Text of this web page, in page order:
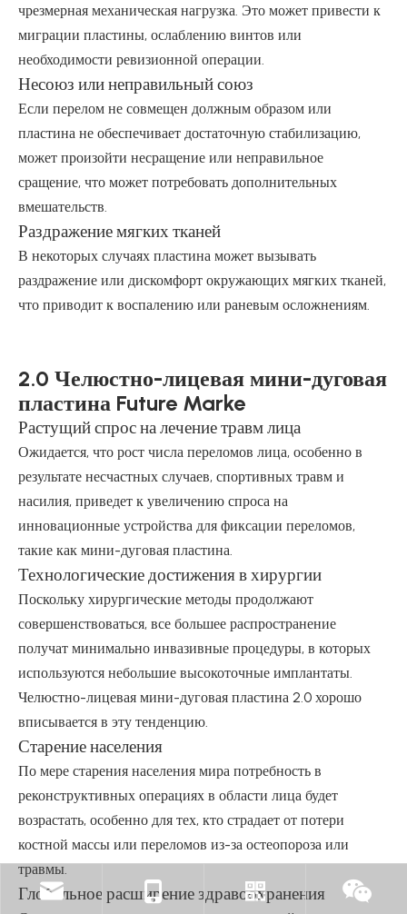
чрезмерная механическая нагрузка. Это может привести к
миграции пластины, ослаблению винтов или
необходимости ревизионной операции.
Несоюз или неправильный союз
Если перелом не совмещен должным образом или
пластина не обеспечивает достаточную стабилизацию,
может произойти несращение или неправильное
сращение, что может потребовать дополнительных
вмешательств.
Раздражение мягких тканей
В некоторых случаях пластина может вызывать
раздражение или дискомфорт окружающих мягких тканей,
что приводит к воспалению или раневым осложнениям.
2.0 Челюстно-лицевая мини-дуговая
пластина Future Marke
Растущий спрос на лечение травм лица
Ожидается, что рост числа переломов лица, особенно в
результате несчастных случаев, спортивных травм и
насилия, приведет к увеличению спроса на
инновационные устройства для фиксации переломов,
такие как мини-дуговая пластина.
Технологические достижения в хирургии
Поскольку хирургические методы продолжают
совершенствоваться, все большее распространение
получат минимально инвазивные процедуры, в которых
используются небольшие высокоточные имплантаты.
Челюстно-лицевая мини-дуговая пластина 2.0 хорошо
вписывается в эту тенденцию.
Старение населения
По мере старения населения мира потребность в
реконструктивных операциях в области лица будет
возрастать, особенно для тех, кто страдает от потери
костной массы или переломов из-за остеопороза или
травмы.
Глобальное расширение здравоохранения